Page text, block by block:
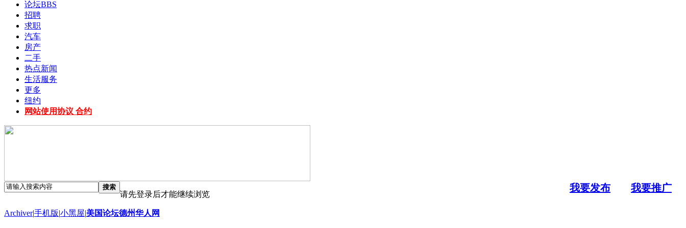
论坛BBS
招聘
求职
汽车
房产
二手
热点新闻
生活服务
更多
纽约
网站使用协议 合约
搜索 我要发布 我要推广
请先登录后才能继续浏览
Archiver|手机版|小黑屋|美国论坛德州华人网